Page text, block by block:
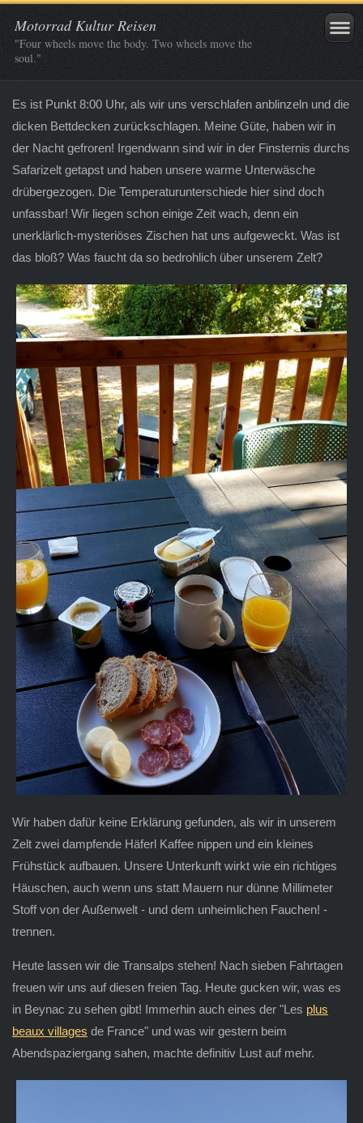
Motorrad Kultur Reisen
"Four wheels move the body. Two wheels move the
soul."
Es ist Punkt 8:00 Uhr, als wir uns verschlafen anblinzeln und die
dicken Bettdecken zurückschlagen. Meine Güte, haben wir in
der Nacht gefroren! Irgendwann sind wir in der Finsternis durchs
Safarizelt getapst und haben unsere warme Unterwäsche
drübergezogen. Die Temperaturunterschiede hier sind doch
unfassbar! Wir liegen schon einige Zeit wach, denn ein
unerklärlich-mysteriöses Zischen hat uns aufgeweckt. Was ist
das bloß? Was faucht da so bedrohlich über unserem Zelt?
Wir haben dafür keine Erklärung gefunden, als wir in unserem
Zelt zwei dampfende Häferl Kaffee nippen und ein kleines
Frühstück aufbauen. Unsere Unterkunft wirkt wie ein richtiges
Häuschen, auch wenn uns statt Mauern nur dünne Millimeter
Stoff von der Außenwelt - und dem unheimlichen Fauchen! -
trennen.
Heute lassen wir die Transalps stehen! Nach sieben Fahrtagen
freuen wir uns auf diesen freien Tag. Heute gucken wir, was es
in Beynac zu sehen gibt! Immerhin auch eines der "Les plus
beaux villages de France" und was wir gestern beim
Abendspaziergang sahen, machte definitiv Lust auf mehr.